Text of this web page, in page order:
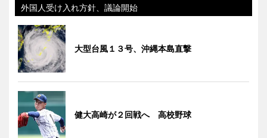
外国人受け入れ方針、議論開始
大型台風１３号、沖縄本島直撃
健大高崎が２回戦へ 高校野球